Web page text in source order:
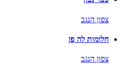
צפון הנגב
חלומות לה פז
צפון הנגב